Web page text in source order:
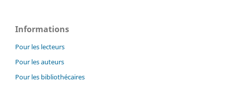
Informations
Pour les lecteurs
Pour les auteurs
Pour les bibliothécaires